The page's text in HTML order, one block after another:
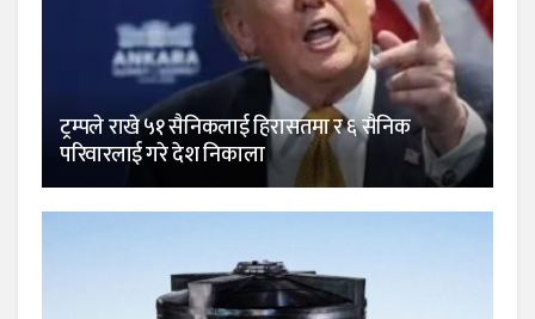
ट्रम्पले राखे ५१ सैनिकलाई हिरासतमा र ६ सैनिक
परिवारलाई गरे देश निकाला